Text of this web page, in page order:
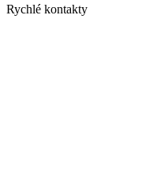
Rychlé kontakty